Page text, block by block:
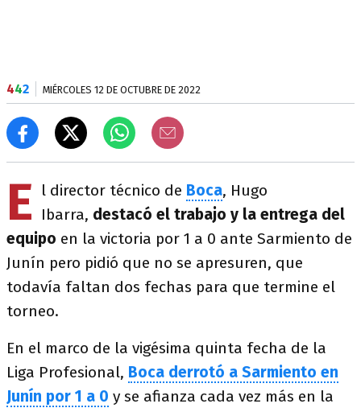
442 MIÉRCOLES 12 DE OCTUBRE DE 2022
E l director técnico de Boca, Hugo
Ibarra, destacó el trabajo y la entrega del
equipo en la victoria por 1 a 0 ante Sarmiento de
Junín pero pidió que no se apresuren, que
todavía faltan dos fechas para que termine el
torneo.
En el marco de la vigésima quinta fecha de la
Liga Profesional, Boca derrotó a Sarmiento en
Junín por 1 a 0 y se afianza cada vez más en la